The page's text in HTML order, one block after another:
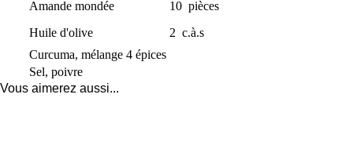
Amande mondée
10 pièces
Huile d'olive
2 c.à.s
Curcuma, mélange 4 épices
Sel, poivre
Vous aimerez aussi...